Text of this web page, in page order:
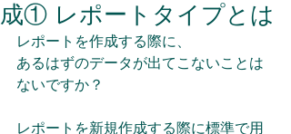
成① レポートタイプとは
レポートを作成する際に、
あるはずのデータが出てこないことは
ないですか？
レポートを新規作成する際に標準で用